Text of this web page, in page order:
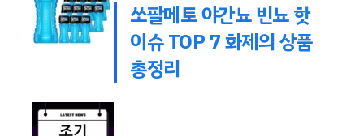
쏘팔메토 야간뇨 빈뇨 핫
이슈 TOP 7 화제의 상품
총정리